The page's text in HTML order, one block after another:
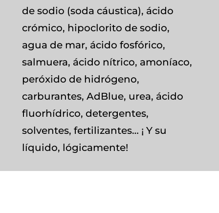
de sodio (soda cáustica), ácido
crómico, hipoclorito de sodio,
agua de mar, ácido fosfórico,
salmuera, ácido nítrico, amoníaco,
peróxido de hidrógeno,
carburantes, AdBlue, urea, ácido
fluorhídrico, detergentes,
solventes, fertilizantes… ¡ Y su
líquido, lógicamente!